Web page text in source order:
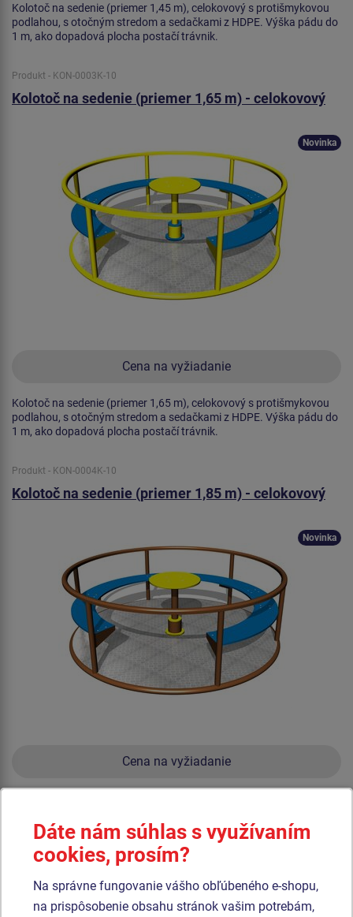
Kolotoč na sedenie (priemer 1,45 m), celokovový s protišmykovou
podlahou, s otočným stredom a sedačkami z HDPE. Výška pádu do
1 m, ako dopadová plocha postačí trávnik.
Produkt - KON-0003K-10
Kolotoč na sedenie (priemer 1,65 m) - celokovový
Cena na vyžiadanie
Novinka
Kolotoč na sedenie (priemer 1,65 m), celokovový s protišmykovou
podlahou, s otočným stredom a sedačkami z HDPE. Výška pádu do
1 m, ako dopadová plocha postačí trávnik.
Produkt - KON-0004K-10
Kolotoč na sedenie (priemer 1,85 m) - celokovový
Cena na vyžiadanie
Novinka
1 m, ako dopadová plocha postačí trávnik.
Produkt - KON-0005K-10
Kolotoč na státie KON0005 (priemer 1,25 m) -
celokovový
Dáte nám súhlas s využívaním
cookies, prosím?
Na správne fungovanie vášho obľúbeného e-shopu,
na prispôsobenie obsahu stránok vašim potrebám,